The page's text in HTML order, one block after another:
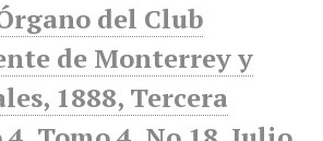
del Club
de Monterrey y
1888, Tercera